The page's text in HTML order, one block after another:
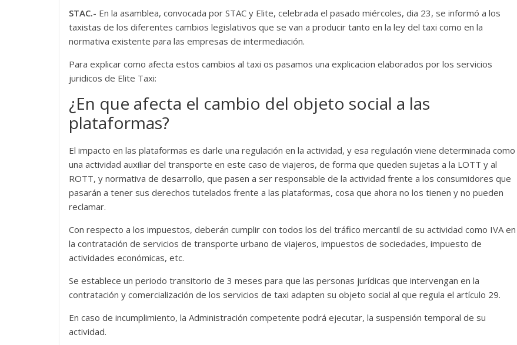
STAC.- En la asamblea, convocada por STAC y Elite, celebrada el pasado miércoles, dia 23, se informó a los
taxistas de los diferentes cambios legislativos que se van a producir tanto en la ley del taxi como en la
normativa existente para las empresas de intermediación.
Para explicar como afecta estos cambios al taxi os pasamos una explicacion elaborados por los servicios
juridicos de Elite Taxi:
¿En que afecta el cambio del objeto social a las
plataformas?
El impacto en las plataformas es darle una regulación en la actividad, y esa regulación viene determinada como
una actividad auxiliar del transporte en este caso de viajeros, de forma que queden sujetas a la LOTT y al
ROTT, y normativa de desarrollo, que pasen a ser responsable de la actividad frente a los consumidores que
pasarán a tener sus derechos tutelados frente a las plataformas, cosa que ahora no los tienen y no pueden
reclamar.
Con respecto a los impuestos, deberán cumplir con todos los del tráfico mercantil de su actividad como IVA en
la contratación de servicios de transporte urbano de viajeros, impuestos de sociedades, impuesto de
actividades económicas, etc.
Se establece un periodo transitorio de 3 meses para que las personas jurídicas que intervengan en la
contratación y comercialización de los servicios de taxi adapten su objeto social al que regula el artículo 29.
En caso de incumplimiento, la Administración competente podrá ejecutar, la suspensión temporal de su
actividad.